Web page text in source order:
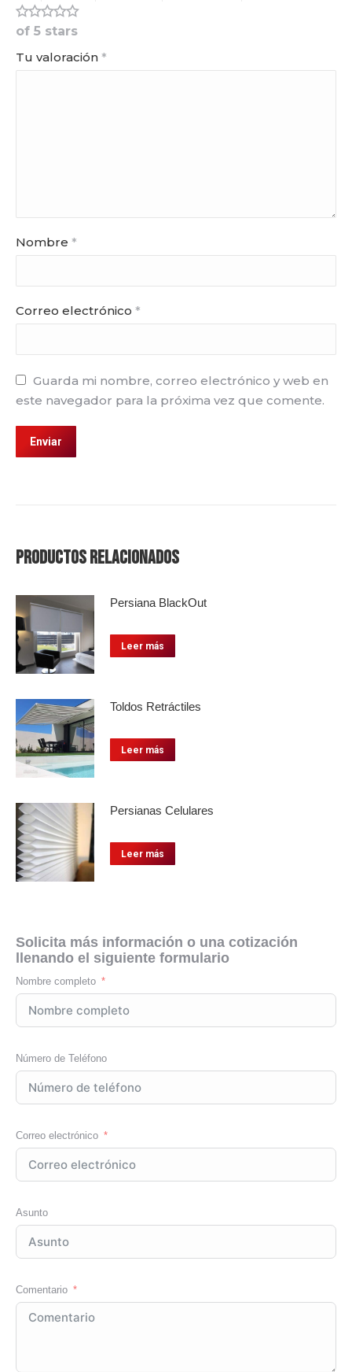
of 5 stars
Tu valoración *
Nombre *
Correo electrónico *
Guarda mi nombre, correo electrónico y web en
este navegador para la próxima vez que comente.
Productos relacionados
Persiana BlackOut
Leer más
Toldos Retráctiles
Leer más
Persianas Celulares
Leer más
Solicita más información o una cotización
llenando el siguiente formulario
Nombre completo
Número de Teléfono
Correo electrónico
Asunto
Comentario